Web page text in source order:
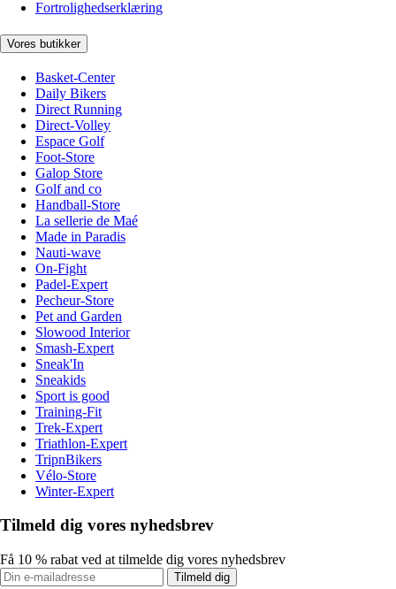
Fortrolighedserklæring
Vores butikker
Basket-Center
Daily Bikers
Direct Running
Direct-Volley
Espace Golf
Foot-Store
Galop Store
Golf and co
Handball-Store
La sellerie de Maé
Made in Paradis
Nauti-wave
On-Fight
Padel-Expert
Pecheur-Store
Pet and Garden
Slowood Interior
Smash-Expert
Sneak'In
Sneakids
Sport is good
Training-Fit
Trek-Expert
Triathlon-Expert
TripnBikers
Vélo-Store
Winter-Expert
Tilmeld dig vores nyhedsbrev
Få 10 % rabat ved at tilmelde dig vores nyhedsbrev
Tilmeld dig